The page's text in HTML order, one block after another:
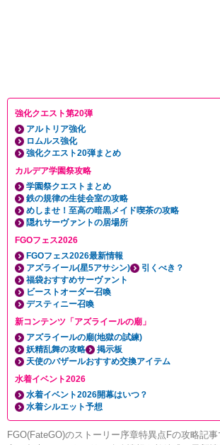
強化クエスト第20弾
アルトリア強化
ロムルス強化
強化クエスト20弾まとめ
カルデア学園祭攻略
学園祭クエストまとめ
鉄の規律の生徒会室の攻略
めしませ！至高の暗黒メイド喫茶の攻略
隠れサーヴァントの居場所
FGOフェス2026
FGOフェス2026最新情報
アズライール(星5アサシン)
引くべき？
福袋おすすめサーヴァント
ビーストオーダー召喚
デスティニー召喚
新コンテンツ「アズライールの廟」
アズライールの廟(地獄の試練)
妖精乱舞の攻略
掲示板
天使のバザールおすすめ交換アイテム
水着イベント2026
水着イベント2026開幕はいつ？
水着シルエット予想
FGO(FateGO)のストーリー序章特異点Fの攻略記